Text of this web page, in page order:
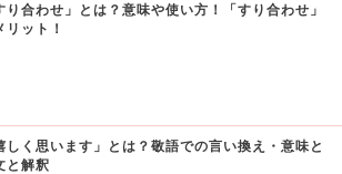
り合わせ」とは？意味や使い方！「すり合わせ」
リット！
しく思います」とは？敬語での言い換え・意味と
と解釈